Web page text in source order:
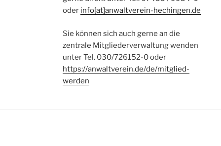
oder info[at]anwaltverein-hechingen.de
Sie können sich auch gerne an die
zentrale Mitgliederverwaltung wenden
unter Tel. 030/726152-0 oder
https://anwaltverein.de/de/mitglied-
werden